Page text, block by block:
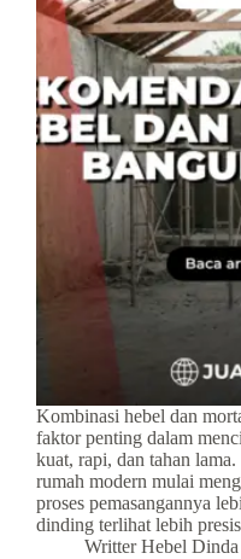
Kombinasi hebel dan
faktor penting dalam
kuat, rapi, dan tahan
rumah modern mulai
proses pemasangannya
dinding terlihat lebih
Writter Hebel